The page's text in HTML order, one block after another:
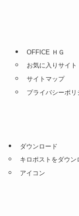
OFFICE ＨＧ
お気に入りサイト
サイトマップ
プライバシーポリ
ダウンロード
キロポストをダウン
アイコン